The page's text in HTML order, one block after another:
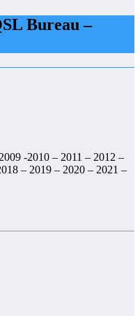
Bureau –
-2010 – 2011 – 2012 –
– 2019 – 2020 – 2021 –